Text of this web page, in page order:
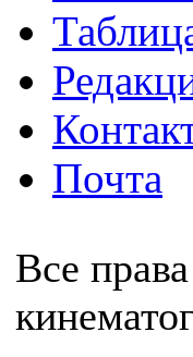
Почта
Все